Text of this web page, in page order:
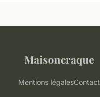
Maisoncraque
Mentions légalesContact